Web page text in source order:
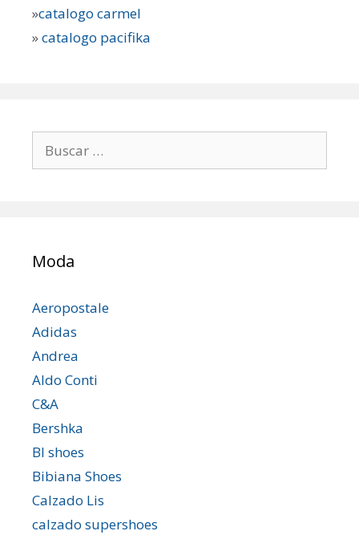
»catalogo carmel
»catalogo pacifika
Moda
Aeropostale
Adidas
Andrea
Aldo Conti
C&A
Bershka
Bl shoes
Bibiana Shoes
Calzado Lis
calzado supershoes